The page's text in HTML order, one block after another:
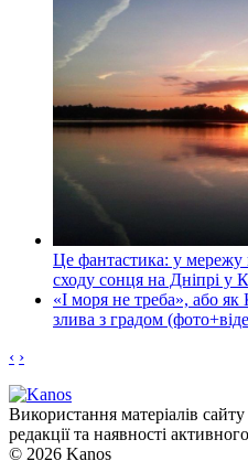
Це фантастика: у мережу
сходу сонця на Дніпрі у
«І моря не треба», або
злива з градом
‹ ›
Використання матеріалів
редакції та наявності
© 2026 Kanos